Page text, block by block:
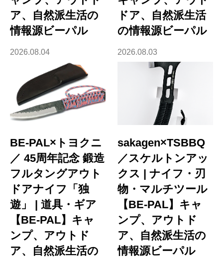
ア、自然派生活の
情報源ビーパル
2026.08.04
ドア、自然派生活
の情報源ビーパル
2026.08.03
BE-PAL×トヨクニ
／ 45周年記念 鍛造
フルタングアウト
ドアナイフ「独
遊」 | 道具・ギア
【BE-PAL】キャ
ンプ、アウトド
ア、自然派生活の
sakagen×TSBBQ
／スケルトンアッ
クス | ナイフ・刃
物・マルチツール
【BE-PAL】キャ
ンプ、アウトド
ア、自然派生活の
情報源ビーパル